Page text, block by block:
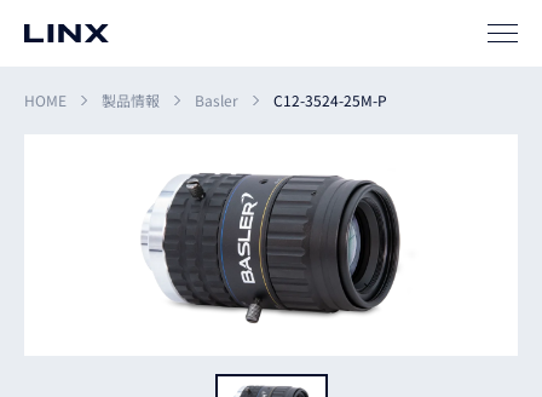
SIパートナー
HOME 製品情報 Basler C12-3524-25M-P